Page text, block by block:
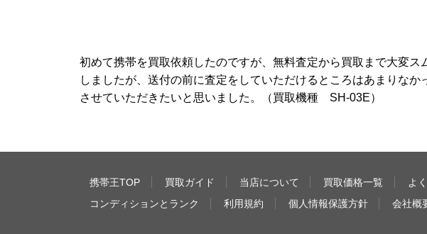
初めて携帯を買取依頼したのですが、無料査定から買取まで大変
しましたが、送付の前に査定をしていただけるところはあまりな
させていただきたいと思いました。（買取機種 SH-03E）
携帯王TOP 買取ガイド 当店について 買取価格一覧 よ
コンディションとランク
利用規約 個人情報保護方針 会社概